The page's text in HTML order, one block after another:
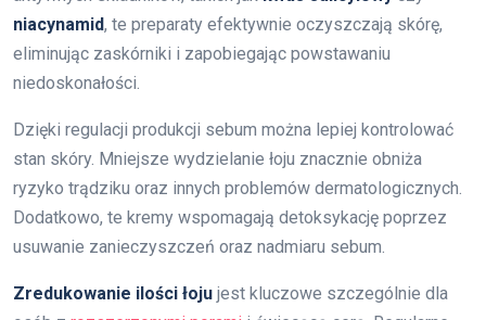
niacynamid, te preparaty efektywnie oczyszczają skórę,
eliminując zaskórniki i zapobiegając powstawaniu
niedoskonałości.
Dzięki regulacji produkcji sebum można lepiej kontrolować
stan skóry. Mniejsze wydzielanie łoju znacznie obniża
ryzyko trądziku oraz innych problemów dermatologicznych.
Dodatkowo, te kremy wspomagają detoksykację poprzez
usuwanie zanieczyszczeń oraz nadmiaru sebum.
Zredukowanie ilości łoju jest kluczowe szczególnie dla